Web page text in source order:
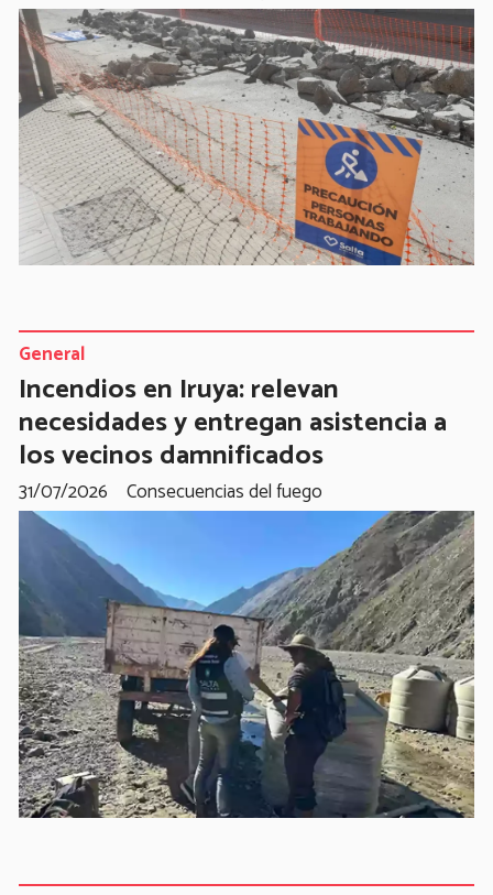
Incendios en Iruya: relevan
necesidades y entregan asistencia a
los vecinos damnificados
Consecuencias del fuego
General
31/07/2026